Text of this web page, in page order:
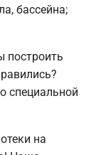
бассейна;
построить
специальной
на